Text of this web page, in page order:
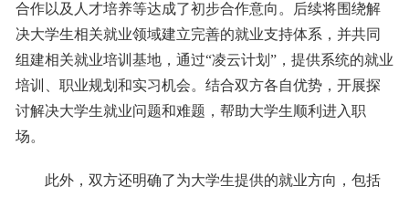
合作以及人才培养等达成了初步合作意向。后续将围绕解
决大学生相关就业领域建立完善的就业支持体系，并共同
组建相关就业培训基地，通过“凌云计划”，提供系统的就业
培训、职业规划和实习机会。结合双方各自优势，开展探
讨解决大学生就业问题和难题，帮助大学生顺利进入职
场。
此外，双方还明确了为大学生提供的就业方向，包括